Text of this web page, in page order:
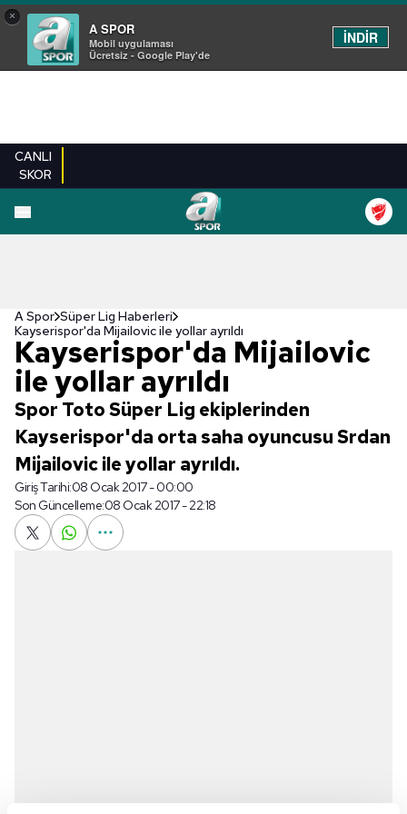
×
A SPOR
Mobil uygulaması
Ücretsiz - Google Play'de
İNDİR
CANLI
SKOR
A Spor Süper Lig Haberleri
Kayserispor'da Mijailovic ile yollar ayrıldı
Kayserispor'da Mijailovic
ile yollar ayrıldı
Spor Toto Süper Lig ekiplerinden
Kayserispor'da orta saha oyuncusu Srdan
Mijailovic ile yollar ayrıldı.
Giriş Tarihi:08 Ocak 2017 - 00:00
Son Güncelleme:08 Ocak 2017 - 22:18